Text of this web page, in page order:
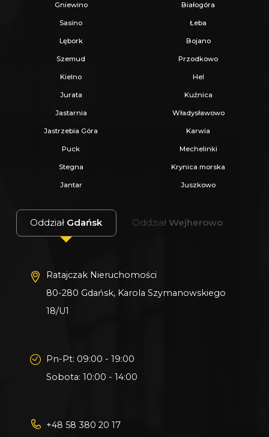
Gniewino Białogóra
Sasino Łeba
Lębork Bojano
Szemud Przodkowo
Kielno Hel
Jurata Kuźnica
Jastarnia Władysławowo
Jastrzebia Góra Karwia
Puck Mechelinki
Stegna Krynica morska
Jantar Juszkowo
Oddział Gdańsk Oddział Wejherowo
Ratajczak Nieruchomości
80-280 Gdańsk, Karola Szymanowskiego
18/U1
Pn-Pt: 09:00 - 19:00
Sobota: 10:00 - 14:00
+48 58 380 20 17